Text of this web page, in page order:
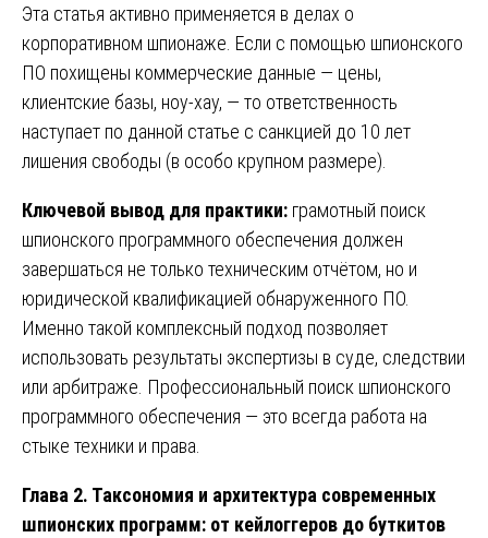
Эта статья активно применяется в делах о
корпоративном шпионаже. Если с помощью шпионского
ПО похищены коммерческие данные — цены,
клиентские базы, ноу-хау, — то ответственность
наступает по данной статье с санкцией до 10 лет
лишения свободы (в особо крупном размере).
Ключевой вывод для практики: грамотный поиск
шпионского программного обеспечения должен
завершаться не только техническим отчётом, но и
юридической квалификацией обнаруженного ПО.
Именно такой комплексный подход позволяет
использовать результаты экспертизы в суде, следствии
или арбитраже. Профессиональный поиск шпионского
программного обеспечения — это всегда работа на
стыке техники и права.
Глава 2. Таксономия и архитектура современных
шпионских программ: от кейлоггеров до буткитов